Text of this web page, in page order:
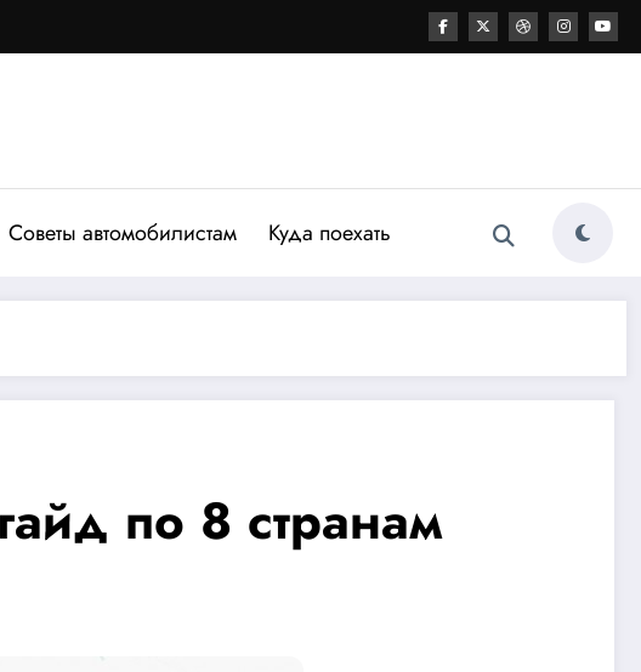
Советы автомобилистам Куда поехать
по 8 странам